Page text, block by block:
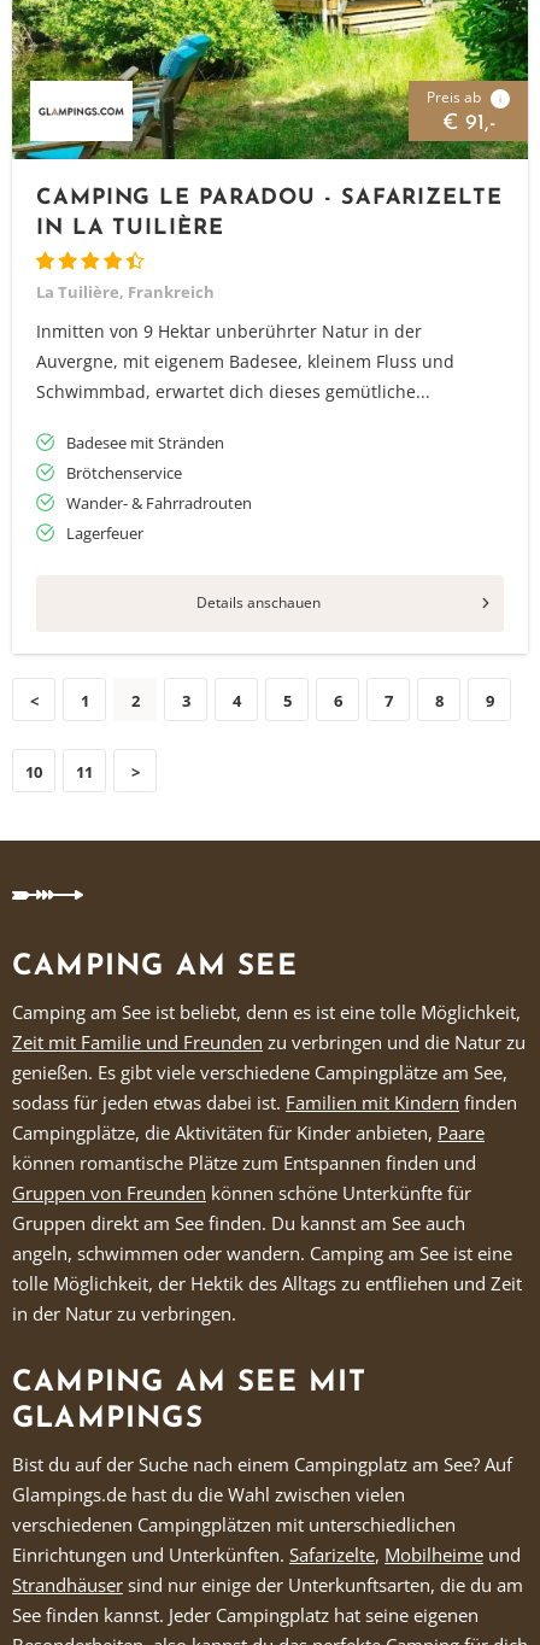
Preis ab i
€ 91,-
CAMPING LE PARADOU - SAFARIZELTE
IN LA TUILIÈRE
La Tuilière, Frankreich
Inmitten von 9 Hektar unberührter Natur in der
Auvergne, mit eigenem Badesee, kleinem Fluss und
Schwimmbad, erwartet dich dieses gemütliche...
Badesee mit Stränden
Brötchenservice
Wander- & Fahrradrouten
Lagerfeuer
Details anschauen
< 1 2 3 4 5 6 7 8 9
10 11 >
CAMPING AM SEE
Camping am See ist beliebt, denn es ist eine tolle Möglichkeit,
Zeit mit Familie und Freunden zu verbringen und die Natur zu
genießen. Es gibt viele verschiedene Campingplätze am See,
sodass für jeden etwas dabei ist. Familien mit Kindern finden
Campingplätze, die Aktivitäten für Kinder anbieten, Paare
können romantische Plätze zum Entspannen finden und
Gruppen von Freunden können schöne Unterkünfte für
Gruppen direkt am See finden. Du kannst am See auch
angeln, schwimmen oder wandern. Camping am See ist eine
tolle Möglichkeit, der Hektik des Alltags zu entfliehen und Zeit
in der Natur zu verbringen.
CAMPING AM SEE MIT
GLAMPINGS
Bist du auf der Suche nach einem Campingplatz am See? Auf
Glampings.de hast du die Wahl zwischen vielen
verschiedenen Campingplätzen mit unterschiedlichen
Einrichtungen und Unterkünften. Safarizelte, Mobilheime und
Strandhäuser sind nur einige der Unterkunftsarten, die du am
See finden kannst. Jeder Campingplatz hat seine eigenen